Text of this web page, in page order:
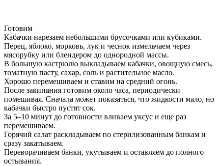
Готовим
Кабачки нарезаем небольшими брусочками или кубиками.
Перец, яблоко, морковь, лук и чеснок измельчаем через
мясорубку или блендером до однородной массы.
В большую кастрюлю выкладываем кабачки, овощную смесь,
томатную пасту, сахар, соль и растительное масло.
Хорошо перемешиваем и ставим на средний огонь.
После закипания готовим около часа, периодически
помешивая. Сначала может показаться, что жидкости мало, но
кабачки быстро пустят сок.
За 5–10 минут до готовности вливаем уксус и еще раз
перемешиваем.
Горячий салат раскладываем по стерилизованным банкам и
сразу закатываем.
Переворачиваем банки, укутываем и оставляем до полного
остывания.